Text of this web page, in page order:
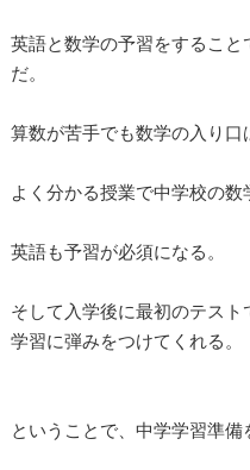
英語と数学の予習をするこ
だ。
算数が苦手でも数学の入り口
よく分かる授業で中学校の数
英語も予習が必須になる。
そして入学後に最初のテス
学習に弾みをつけてくれる。
ということで、中学学習準備